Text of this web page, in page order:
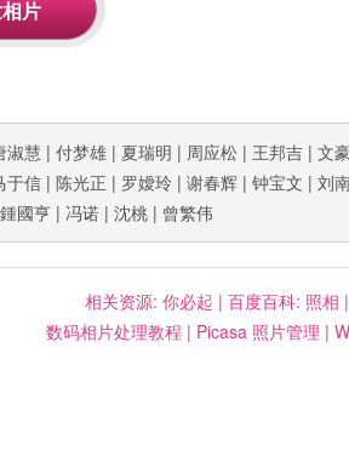
淑慧 | 付梦雄 | 夏瑞明 | 周应松 | 王邦吉 | 文
于信 | 陈光正 | 罗嬡玲 | 谢春辉 | 钟宝文 | 刘
鍾國亨 | 冯诺 | 沈桃 | 曾繁伟
相关资源: 你必起 | 百度百科: 照相 |
数码相片处理教程 | Picasa 照片管理 |